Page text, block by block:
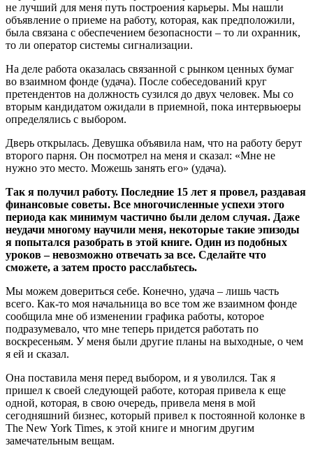
не лучший для меня путь построения карьеры. Мы нашли
объявление о приеме на работу, которая, как предположили,
была связана с обеспечением безопасности – то ли охранник,
то ли оператор системы сигнализации.
На деле работа оказалась связанной с рынком ценных бумаг
во взаимном фонде (удача). После собеседований круг
претендентов на должность сузился до двух человек. Мы со
вторым кандидатом ожидали в приемной, пока интервьюеры
определялись с выбором.
Дверь открылась. Девушка объявила нам, что на работу берут
второго парня. Он посмотрел на меня и сказал: «Мне не
нужно это место. Можешь занять его» (удача).
Так я получил работу. Последние 15 лет я провел, раздавая
финансовые советы. Все многочисленные успехи этого
периода как минимум частично были делом случая. Даже
неудачи многому научили меня, некоторые такие эпизоды
я попытался разобрать в этой книге. Один из подобных
уроков – невозможно отвечать за все. Сделайте что
сможете, а затем просто расслабьтесь.
Мы можем довериться себе. Конечно, удача – лишь часть
всего. Как-то моя начальница во все том же взаимном фонде
сообщила мне об изменении графика работы, которое
подразумевало, что мне теперь придется работать по
воскресеньям. У меня были другие планы на выходные, о чем
я ей и сказал.
Она поставила меня перед выбором, и я уволился. Так я
пришел к своей следующей работе, которая привела к еще
одной, которая, в свою очередь, привела меня в мой
сегодняшний бизнес, который привел к постоянной колонке в
The New York Times, к этой книге и многим другим
замечательным вещам.